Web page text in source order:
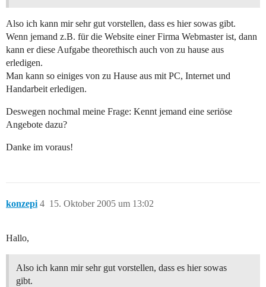
Also ich kann mir sehr gut vorstellen, dass es hier sowas gibt.
Wenn jemand z.B. für die Website einer Firma Webmaster ist, dann
kann er diese Aufgabe theorethisch auch von zu hause aus
erledigen.
Man kann so einiges von zu Hause aus mit PC, Internet und
Handarbeit erledigen.
Deswegen nochmal meine Frage: Kennt jemand eine seriöse
Angebote dazu?
Danke im voraus!
konzepi 15. Oktober 2005 um 13:02
4
Hallo,
Also ich kann mir sehr gut vorstellen, dass es hier sowas
gibt.